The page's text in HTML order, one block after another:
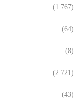
(1.767)
(64)
(8)
(2.721)
(43)